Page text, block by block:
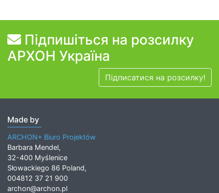
Підпишіться на розсилку
АРХОН Україна
Підписатися на розсилку!
Made by
ARCHON+ Biuro Projektów
Barbara Mendel,
32-400 Myślenice
Słowackiego 86 Poland,
004812 37 21 900
archon@archon.pl